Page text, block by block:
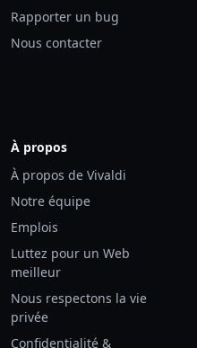
Rapporter un bug
Nous contacter
À propos
À propos de Vivaldi
Notre équipe
Emplois
Luttez pour un Web
meilleur
Nous respectons la vie
privée
Confidentialité &